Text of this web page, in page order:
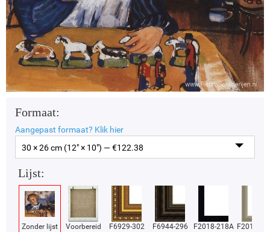
Formaat:
Aangepast formaat? Klik hier
30 × 26 cm (12" × 10") — €122.38
Lijst:
Zonder lijst Voorbereid F6929-302 F6944-296 F2018-218A F2018-